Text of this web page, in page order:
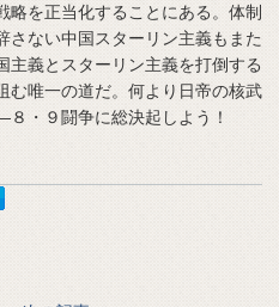
略を正当化することにある。体制
さない中国スターリン主義もまた
主義とスターリン主義を打倒する
む唯一の道だ。何より日帝の核武
・９闘争に総決起しよう！